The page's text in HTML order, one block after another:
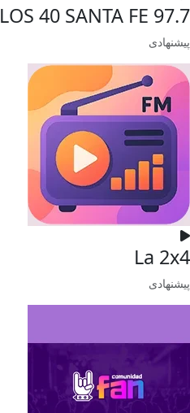
LOS 40 SANTA FE 97.7
پیشنهادی
La 2x4
پیشنهادی